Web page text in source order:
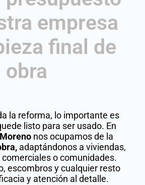
empresa
final de
obra
la reforma, lo importante es
listo para ser usado. En
nos ocupamos de la
adaptándonos a viviendas,
o comunidades.
escombros y cualquier resto
y atención al detalle.